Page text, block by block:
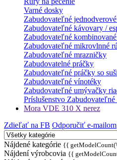
Varné dosky
Zabudovateľné
Zabudovateľné kávovary /
Zabudovateľné
Zabudovateľné mikrovlnné
Zabudovateľné mrazničky
Zabudovatelné práčky
Zabudovateľné práčky so
Zabudovateľné vínotéky
Zabudovateľné umývačky
Príslušenstvo Zabudovateľné
Mora VDE 310 X nerez
Zdieľať na FB Odporučiť e-mailom
Nájdené kategórie {{
Nájdení výrobcovia {{